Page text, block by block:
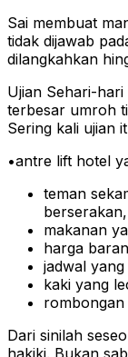
Sai membuat
tidak dijawab
dilangkahkan
Ujian Sehari-
terbesar umroh
Sering kali ujian
•antre lift hotel
teman
berserakan,
makanan
harga
jadwal yang
kaki yang
Dari sinilah
hakiki. Bukan